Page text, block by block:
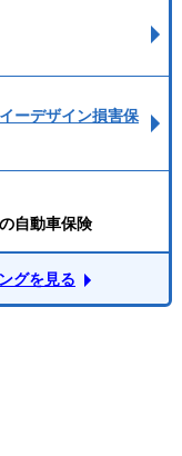
ーデザイン損害保
自動車保険
グを見る